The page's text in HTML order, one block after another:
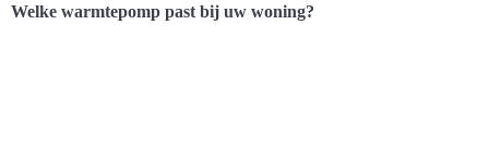
Welke warmtepomp past bij uw woning?